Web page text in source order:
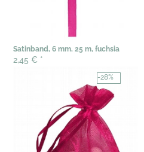
Satinband, 6 mm, 25 m, fuchsia
2,45 € *
-28%